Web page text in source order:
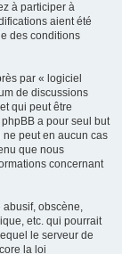
à participer à
aient été
des conditions
par « logiciel
de discussions
qui peut être
a pour seul but
peut en aucun cas
que nous
concernant
abusif, obscène,
etc. qui pourrait
le serveur de
la loi